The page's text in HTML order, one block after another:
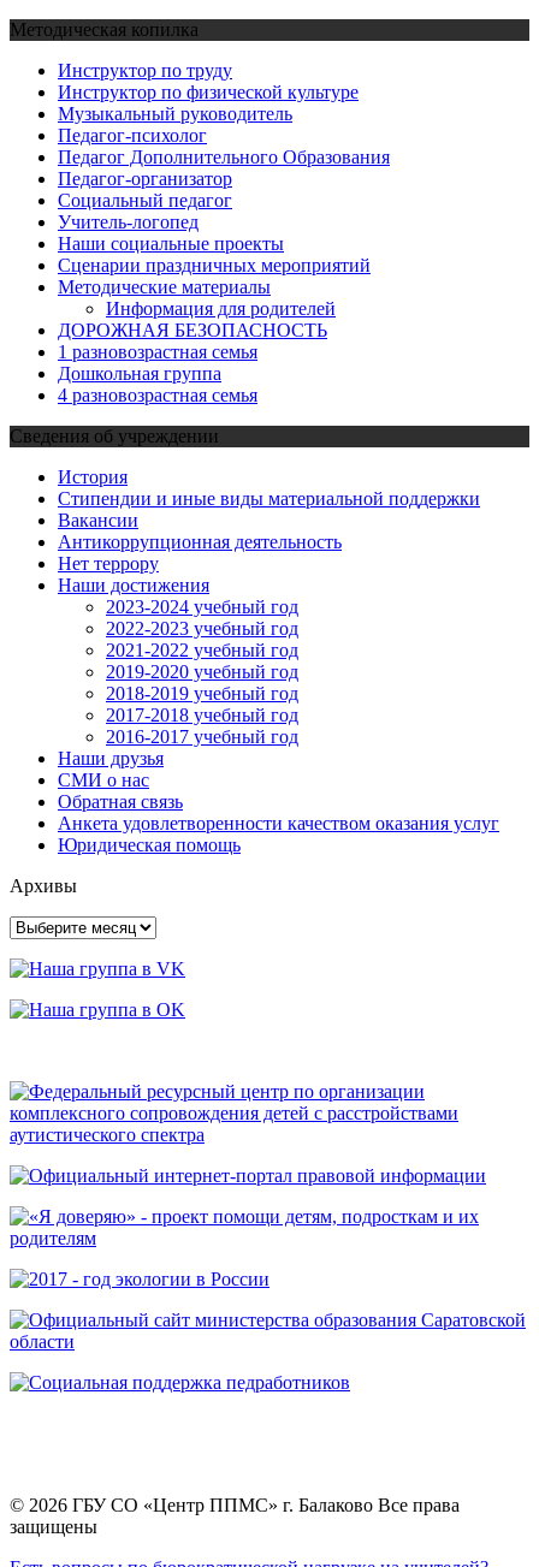
Методическая копилка
Инструктор по труду
Инструктор по физической культуре
Музыкальный руководитель
Педагог-психолог
Педагог Дополнительного Образования
Педагог-организатор
Социальный педагог
Учитель-логопед
Наши социальные проекты
Сценарии праздничных мероприятий
Методические материалы
Информация для родителей
ДОРОЖНАЯ БЕЗОПАСНОСТЬ
1 разновозрастная семья
Дошкольная группа
4 разновозрастная семья
Сведения об учреждении
История
Стипендии и иные виды материальной поддержки
Вакансии
Антикоррупционная деятельность
Нет террору
Наши достижения
2023-2024 учебный год
2022-2023 учебный год
2021-2022 учебный год
2019-2020 учебный год
2018-2019 учебный год
2017-2018 учебный год
2016-2017 учебный год
Наши друзья
СМИ о нас
Обратная связь
Анкета удовлетворенности качеством оказания услуг
Юридическая помощь
Архивы
Архивы
© 2026 ГБУ СО «Центр ППМС» г. Балаково Все права
защищены